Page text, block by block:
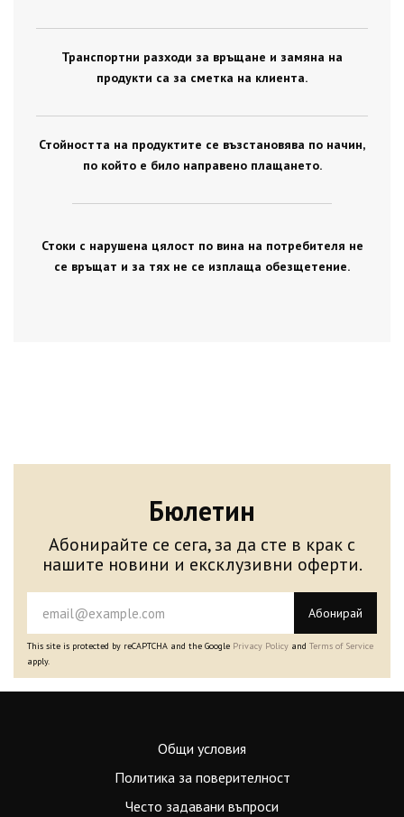
Транспортни разходи за връщане и замяна на
продукти са за сметка на клиента.
Стойността на продуктите се възстановява по начин,
по който е било направено плащането.
Стоки с нарушена цялост по вина на потребителя не
се връщат и за тях не се изплаща обезщетение.
Бюлетин
Абонирайте се сега, за да сте в крак с
нашите новини и ексклузивни оферти.
Абонирай
This site is protected by reCAPTCHA and the Google Privacy Policy and Terms of Service
apply.
Общи условия
Политика за поверителност
Често задавани въпроси